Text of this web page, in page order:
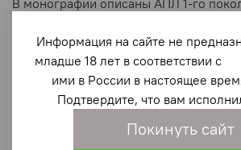
В монографии описаны АПЛ 1-го
опубликованные в открытой печати
специалистов, связанных с
постройкой и эксплуатацией
после завершения Второй мировой
распада Советского Союза.
В ней описаны все проекты, в том
Информация на сайте не
младше 18 лет в
ими в России в настоящее
Подтвердите, что вам
Покинуть сайт